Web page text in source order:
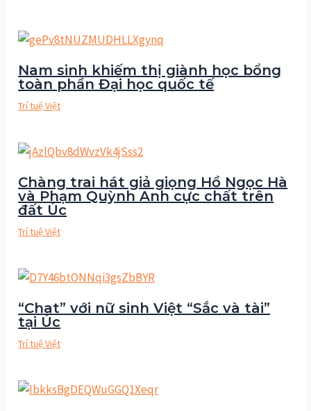
Nam sinh khiếm thị giành học bổng
toàn phần Đại học quốc tế
Trí tuệ Việt
Chàng trai hát giả giọng Hồ Ngọc Hà
và Phạm Quỳnh Anh cực chất trên
đất Úc
Trí tuệ Việt
“Chat” với nữ sinh Việt “Sắc và tài”
tại Úc
Trí tuệ Việt